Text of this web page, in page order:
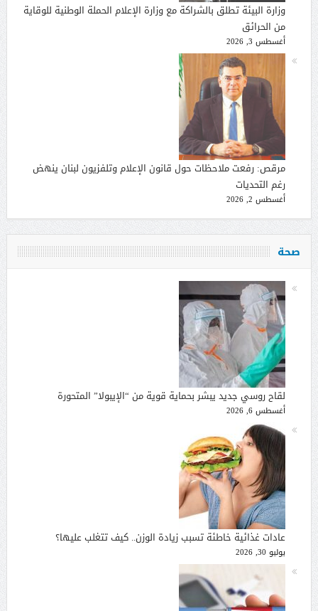
وزارة البيئة تطلق بالشراكة مع وزارة الإعلام الحملة الوطنية للوقاية
من الحرائق
أغسطس 3, 2026
مرقص: رفعت ملاحظات حول قانون الإعلام وتلفزيون لبنان ينهض
رغم التحديات
أغسطس 2, 2026
صحة
لقاح روسي جديد يبشر بحماية قوية من “الإيبولا” المتحورة
أغسطس 6, 2026
عادات غذائية خاطئة تسبب زيادة الوزن.. كيف تتغلب عليها؟
يوليو 30, 2026